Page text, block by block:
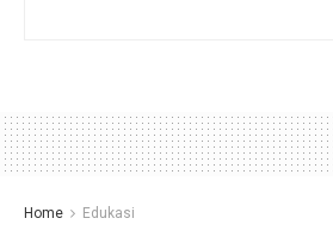
Home Edukasi